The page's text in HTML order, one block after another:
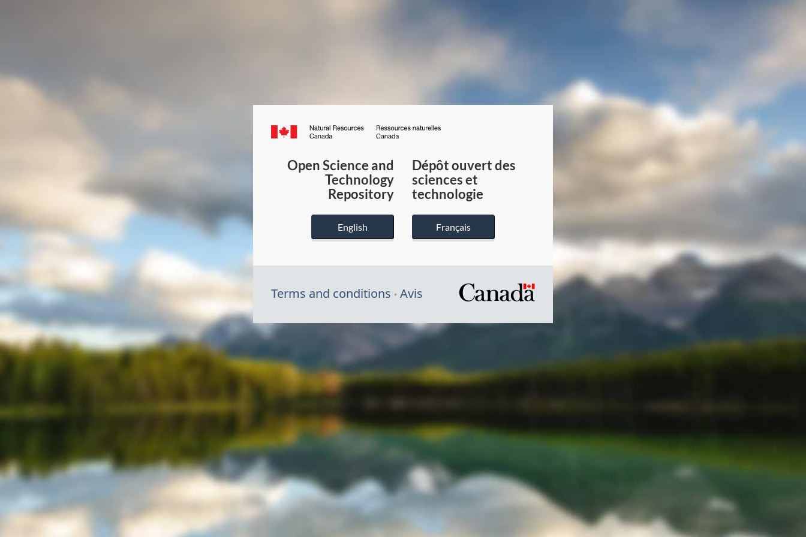
Canada.ca
du
Canada
Open Science and
Technology
Repository
English
Dépôt ouvert des
sciences et
technologie
Français
Terms and conditions Avis
/
gouvernement
du